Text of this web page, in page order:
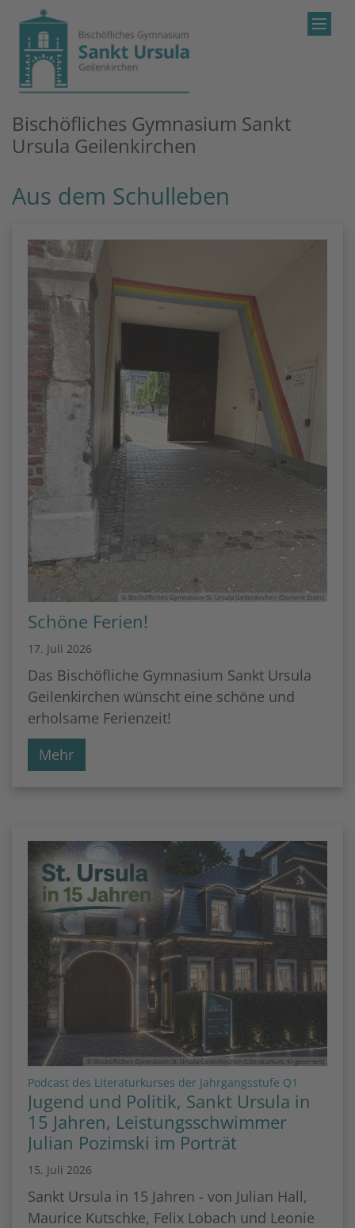
Zum Inhalt springen
Bischöfliches Gymnasium Sankt
Ursula Geilenkirchen
Aus dem Schulleben
© Bischöfliches Gymnasium St. Ursula Geilenkirchen (Dominik Esser)
Schöne Ferien!
17. Juli 2026
Das Bischöfliche Gymnasium Sankt Ursula
Geilenkirchen wünscht eine schöne und
erholsame Ferienzeit!
Mehr
© Bischöfliches Gymnasium St. Ursula Geilenkirchen (Literaturkurs, KI-generiert)
Podcast des Literaturkurses der Jahrgangsstufe Q1
Jugend und Politik, Sankt Ursula in
15 Jahren, Leistungsschwimmer
Julian Pozimski im Porträt
15. Juli 2026
Sankt Ursula in 15 Jahren - von Julian Hall,
Maurice Kutschke, Felix Lobach und Leonie